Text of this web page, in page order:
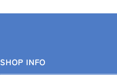
SHOP INFO